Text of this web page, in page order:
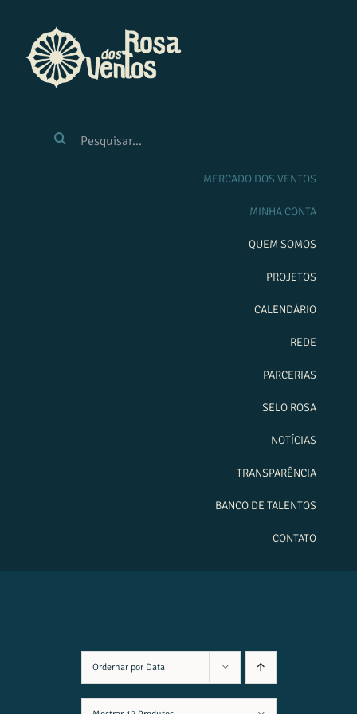
conteúdo
RESULTADOS
MERCADO DOS VENTOS
MINHA CONTA
QUEM SOMOS
PROJETOS
CALENDÁRIO
REDE
PARCERIAS
SELO ROSA
NOTÍCIAS
TRANSPARÊNCIA
BANCO DE TALENTOS
CONTATO
Ordernar por Data